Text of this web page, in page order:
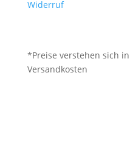
Widerruf
*Preise verstehen sich
Versandkosten